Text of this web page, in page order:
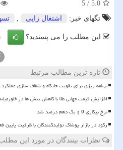
5.0
/
5
تگهای خبر:
اشتغال زایی ,
این مطلب را می پسندید؟
تازه ترین مطالب مرتبط
برنامه ریزی برای تقویت جایگاه و شفاف سازی
افزایش قیمت جهانی طلا با کاهش تنش ها در
نرخ بیکاری 9 و یک دهم درصد شد
رکود در بازار پوشاک تولیدکنندگان با ظرفیت پایین
نظرات بینندگان در مورد این